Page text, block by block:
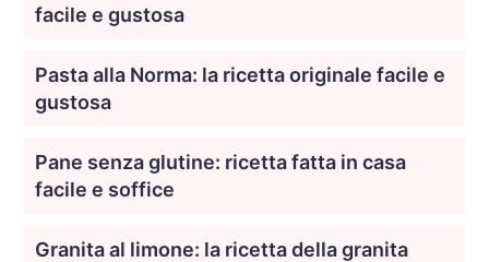
facile e gustosa
Pasta alla Norma: la ricetta originale facile e
gustosa
Pane senza glutine: ricetta fatta in casa
facile e soffice
Granita al limone: la ricetta della granita